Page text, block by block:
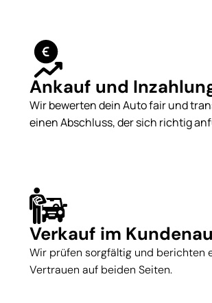
Ankauf und
Wir bewerten dein Auto fair und
einen Abschluss, der sich richtig
Verkauf im
Wir prüfen sorgfältig und berichten
Vertrauen auf beiden Seiten.